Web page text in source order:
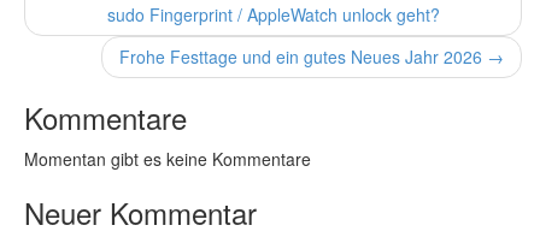
sudo Fingerprint / AppleWatch unlock geht?
Frohe Festtage und ein gutes Neues Jahr 2026 →
Kommentare
Momentan gibt es keine Kommentare
Neuer Kommentar